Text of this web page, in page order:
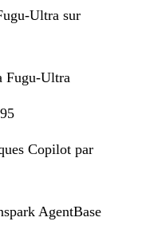
Ultra sur
Fugu-Ultra
Copilot par
AgentBase